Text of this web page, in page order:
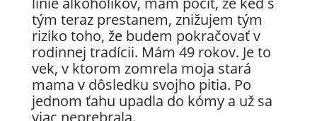
tým teraz prestanem, znižujem tým
riziko toho, že budem pokračovať v
rodinnej tradícii. Mám 49 rokov. Je to
vek, v ktorom zomrela moja stará
mama v dôsledku svojho pitia. Po
jednom ťahu upadla do kómy a už sa